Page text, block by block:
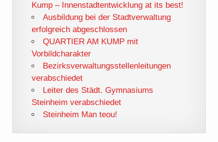
Kump – Innenstadtentwicklung at its best!
Ausbildung bei der Stadtverwaltung
erfolgreich abgeschlossen
QUARTIER AM KUMP mit
Vorbildcharakter
Bezirksverwaltungsstellenleitungen
verabschiedet
Leiter des Städt. Gymnasiums
Steinheim verabschiedet
Steinheim Man teou!